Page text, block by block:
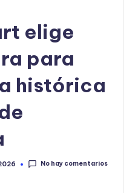
elige
para
histórica
No hay comentarios